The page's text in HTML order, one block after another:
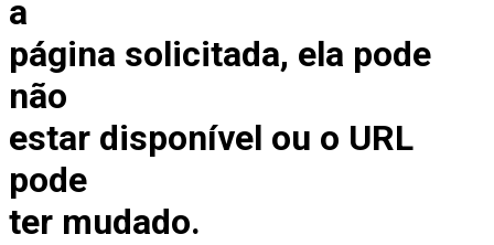
a
página solicitada, ela pode
não
estar disponível ou o URL
pode
ter mudado.